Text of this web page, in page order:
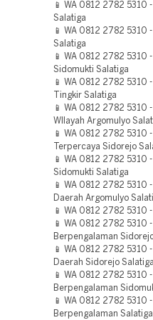
📱 WA 0812 2782 5310
Salatiga
📱 WA 0812 2782 5310
Salatiga
📱 WA 0812 2782 5310
Sidomukti Salatiga
📱 WA 0812 2782 5310
Tingkir Salatiga
📱 WA 0812 2782 5310
WIlayah Argomulyo
📱 WA 0812 2782 5310
Terpercaya Sidorejo
📱 WA 0812 2782 5310
Sidomukti Salatiga
📱 WA 0812 2782 5310
Daerah Argomulyo
📱 WA 0812 2782 5310
📱 WA 0812 2782 5310
Berpengalaman
📱 WA 0812 2782 5310
Daerah Sidorejo Salatiga
📱 WA 0812 2782 5310
Berpengalaman
📱 WA 0812 2782 5310
Berpengalaman Salatiga